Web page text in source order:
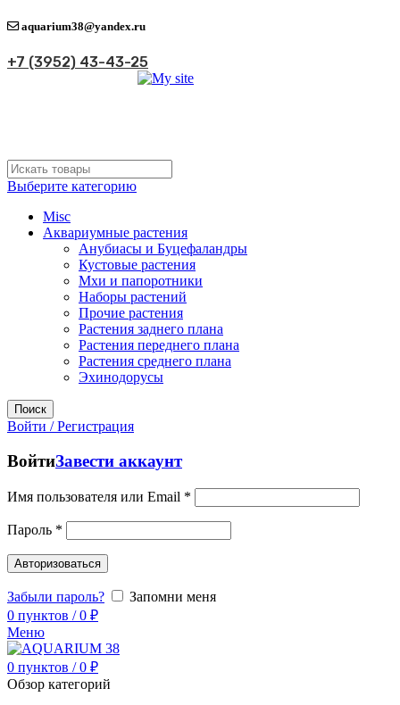
aquarium38@yandex.ru
+7 (3952) 43-43-25
Выберите категорию
Misc
Аквариумные растения
Анубиасы и Буцефаландры
Кустовые растения
Мхи и папоротники
Наборы растений
Прочие растения
Растения заднего плана
Растения переднего плана
Растения среднего плана
Эхинодорусы
Поиск
Войти / Регистрация
ВойтиЗавести аккаунт
Имя пользователя или Email *
Пароль *
Авторизоваться
Забыли пароль?
Запомни меня
0 пунктов / 0 ₽
Меню
0 пунктов / 0 ₽
Обзор категорий